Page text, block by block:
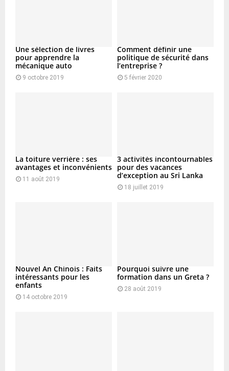
Une sélection de livres
pour apprendre la
mécanique auto
9 octobre 2019
Comment définir une
politique de sécurité dans
l’entreprise ?
5 février 2020
La toiture verrière : ses
avantages et inconvénients
11 août 2019
3 activités incontournables
pour des vacances
d’exception au Sri Lanka
18 juillet 2019
Nouvel An Chinois : Faits
intéressants pour les
enfants
14 octobre 2019
Pourquoi suivre une
formation dans un Greta ?
28 août 2019